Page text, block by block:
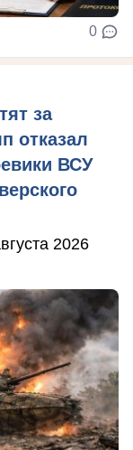
0
за
отказал
ВСУ
2026